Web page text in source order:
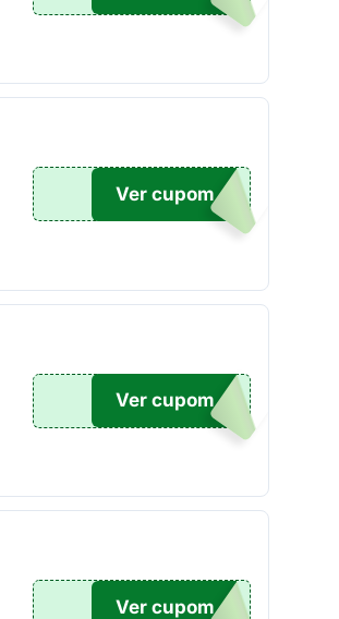
20
Ver cupom
TICO
Ver cupom
UPOM
Ver cupom